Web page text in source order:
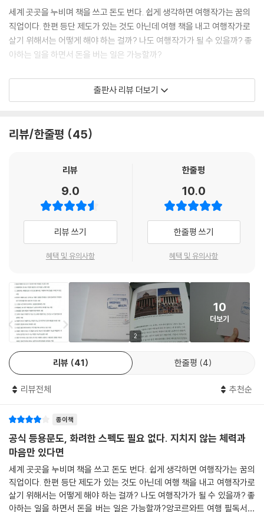
인 호텔 주인장의 괴상한 어법에서, 미친 듯이 빙빙 돌아가면서 영어로 항
의하면 듣는 척도 안 하는 택시 기사 아저씨와 싸우면서, 여행자는 정말로
절실한 현지어 한마디 한마디를 줍게 된다. 마음속에 그 나라 또는 언어권
에 대한 진짜 애정과 관심이 싹트고 난 뒤에, 그렇게 주운 한마디씩의 언어
(64쪽)
보통의 직장인들이 거래처 김 부장님을 만나기 위해 지하철에 오를 때 나
리조트 등이다. 등짝에는 무거운 카메라 가방을, 손에는 커다란 캐리어를
반갑고, 새로운 것들은 새로워서 두근거린다. 여행하는 삶을 지속하기 위
한 여행, 여행작가인 나의 여행은 대개 이런 모습이다. (126쪽)
여행지의 냉장고 자석이나 스노우 볼, 종 등을 수집하는 사람은 꽤 많다. 내
가 주로 모으는 것은 차茶다. 취재 중간중간 카페에 서 쉬는 동안 그 지역
특산 허브 티, 홍차, 녹차, 커피 등을 마셔보고 마음에 들면 구입한다. 현재
집의 장식장에는 영국에서 사온 포트넘 앤 메이슨 홍차, 홍콩에서 구입한
티, 오키나와에서 산 건강차, 터키에서 산 오가닉 티 등이 주르륵 늘어서 있
다.
가끔 여행의 순간들이 그리워지면 차를 한잔 만들어 마신다. 언젠가 사람
들과 세계 각자의 차를 마시며 여행 이야기를 나누는 카페를 하나 갖는 것
이 지금의 자그마한 꿈이다. (137-138쪽)
이런 한 치 앞도 보이지 않는 어려운 세상에서 여행자의 삶을 꿈꾸거나 여
이 세계가 궁금했던 사람에게 단편적이나마 실감을 전해주기를, 또는 그냥
내가 쓴 글의 행간에서 독자들이 그 어떤 예상치 못했던 메시지나 뉘앙스
를 읽어내든 말든, 내가 분명히 말할 수 있는 건 하나다. 나는 진짜 이 직업
을 사랑한다. 그리고 여행작가라는 직업은 세상에서 가장 매력적인 직업
중 하나임에 분명하다.
세계 곳곳을 누비며 책을 쓰고 돈도 번다. 쉽게 생각하면 여행작가는 꿈의
직업이다. 한편 등단 제도가 있는 것도 아닌데 여행 책을 내고 여행작가로
살기 위해서는 어떻게 해야 하는 걸까? 나도 여행작가가 될 수 있을까? 좋
아하는 일을 하면서 돈을 버는 일은 가능할까?
앙코르와트 여행 필독서로 꼽히는 《앙코르와트 내비게이션》, 짧은 휴가를
이용해 떠날 수 있는 가장 최적화된 여행지를 소개한 《금토일 해외여행》의
10년 차 여행작가인 정숙영은 “여행작가는 어떻게 되는 건가요?”라는 질
《여행자의 글쓰기》에 오롯이 담았다. 여행작가란 무엇인지, 여행작가는
련하는지, 글은 어떻게 써야 할지, 책을 내기 위해 출판사와 연락하는 방법
등 모두가 궁금해하는 ‘여행작가’의 세계와 베테랑 여행자로서 여행 짐 싸
는 법부터 항공편과 숙소 예약, 소소한 여행 팁까지 솔직하고도 세세하게
2002년, 스물여덟 살 작가는 첫 여행을 떠났다. 한 달 남짓의 유럽 여행이
었다. 첫 여행이란 으레 그렇듯이 “벌금 물고, 예약 꼬이고, 도둑맞고, 폐
끼치고, 진짜 가지가지 하다” 온 여행이었다. 그런데, 그 여행에서 작가는
꿈을 발견하게 된다.
나는 이 엉망진창 예측불허 사고뭉치 여행 내내, 몹시도 행복했다. 내가 태
가웠다. 모든 생소한 것들이 두려움이 아닌 신선함으로 다가왔다. 정말이
다 재미있었다. 평생 이 짓만 하고 살 수 있다면 바랄 게 없을 것 같았다. 왠
지 나는 여행자가 되기 위해 태어난 사람 같았다. (...) 나는 여행자로 살고
싶었다. 막연히 ‘그러고 싶다’가 아닌, 평생 가져갈 꿈을 찾은 것이었다. _1
4쪽
작가는 ‘여행’이라는 꿈을 향해 달렸다. 여행사 직원, 로맨스 소설 작가, 여
행웹진 기자를 거쳐 드디어 첫 책을 출간했다. 처음이라 모든 것이 미숙했
출판사 리뷰 더보기
리뷰/한줄평 45
리뷰
9.0
리뷰 쓰기
혜택 및 유의사항
한줄평
10.0
한줄평 쓰기
혜택 및 유의사항
2
10
더보기
리뷰 41 한줄평 4
리뷰전체 추천순
종이책
공식 등용문도, 화려한 스펙도 필요 없다. 지치지 않는 체력과
마음만 있다면
세계 곳곳을 누비며 책을 쓰고 돈도 번다. 쉽게 생각하면 여행작가는 꿈의
직업이다. 한편 등단 제도가 있는 것도 아닌데 여행 책을 내고 여행작가로
살기 위해서는 어떻게 해야 하는 걸까? 나도 여행작가가 될 수 있을까? 좋
아하는 일을 하면서 돈을 버는 일은 가능할까?앙코르와트 여행 필독서로